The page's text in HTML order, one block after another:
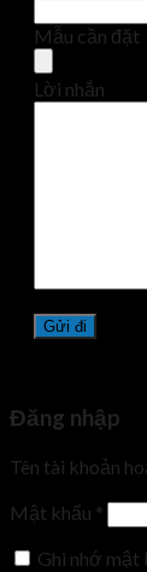
Mẫu cần đặt
Lời nhắn
Đăng nhập
Tên tài khoản
Mật khẩu *
Ghi nhớ mật